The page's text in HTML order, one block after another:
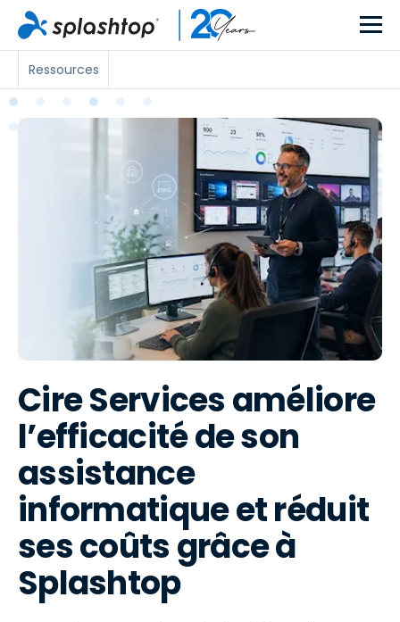
Ressources
Cire Services améliore
l’efficacité de son
assistance
informatique et réduit
ses coûts grâce à
Splashtop